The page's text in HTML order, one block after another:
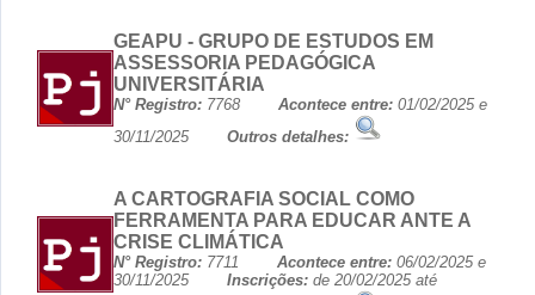
GEAPU - GRUPO DE ESTUDOS EM
ASSESSORIA PEDAGÓGICA
UNIVERSITÁRIA
N° Registro: 7768 Acontece entre: 01/02/2025 e
30/11/2025 Outros detalhes:
A CARTOGRAFIA SOCIAL COMO
FERRAMENTA PARA EDUCAR ANTE A
CRISE CLIMÁTICA
N° Registro: 7711 Acontece entre: 06/02/2025 e
30/11/2025 Inscrições: de 20/02/2025 até